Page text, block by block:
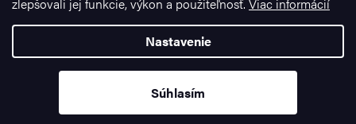
Nastavenie
Súhlasím
Vytvoril Shoptet Premium
Ignazrosler.sk. Všetky práva vyhradené.